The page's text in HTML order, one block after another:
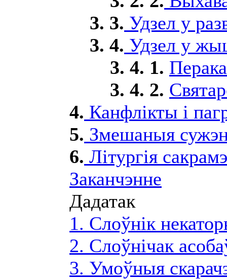
3. 3. Удзел у
3. 4. Удзел у
3. 4. 1.
3. 4. 2.
4. Канфлікты і
5. Змешаныя
6. Літургія
Заканчэнне
Дадатак
1. Слоўнік
2. Слоўнічак
3. Умоўныя